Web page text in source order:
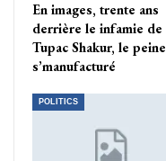
En images, trente ans
derrière le infamie de
Tupac Shakur, le peine
s’manufacturé
POLITICS